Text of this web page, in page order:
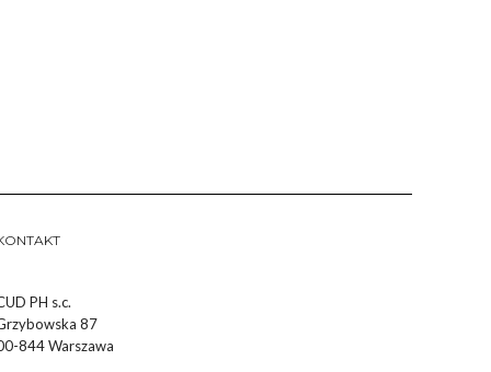
PH s.c.
87
844 Warszawa